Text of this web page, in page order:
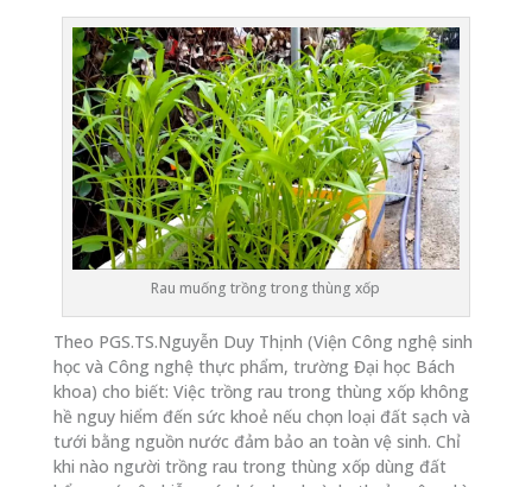
Rau muống trồng trong thùng xốp
Theo PGS.TS.Nguyễn Duy Thịnh (Viện Công nghệ sinh
học và Công nghệ thực phẩm, trường Đại học Bách
khoa) cho biết: Việc trồng rau trong thùng xốp không
hề nguy hiểm đến sức khoẻ nếu chọn loại đất sạch và
tưới bằng nguồn nước đảm bảo an toàn vệ sinh. Chỉ
khi nào người trồng rau trong thùng xốp dùng đất